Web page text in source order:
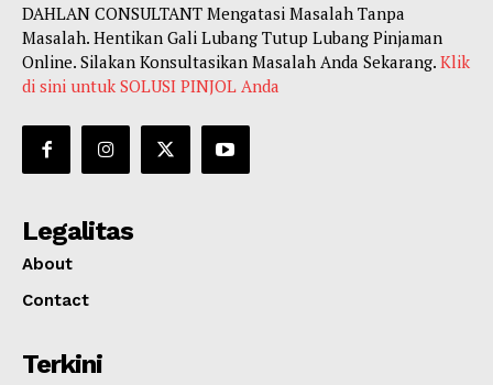
DAHLAN CONSULTANT Mengatasi Masalah Tanpa
Masalah. Hentikan Gali Lubang Tutup Lubang Pinjaman
Online. Silakan Konsultasikan Masalah Anda Sekarang. Klik
di sini untuk SOLUSI PINJOL Anda
Legalitas
About
Contact
Terkini